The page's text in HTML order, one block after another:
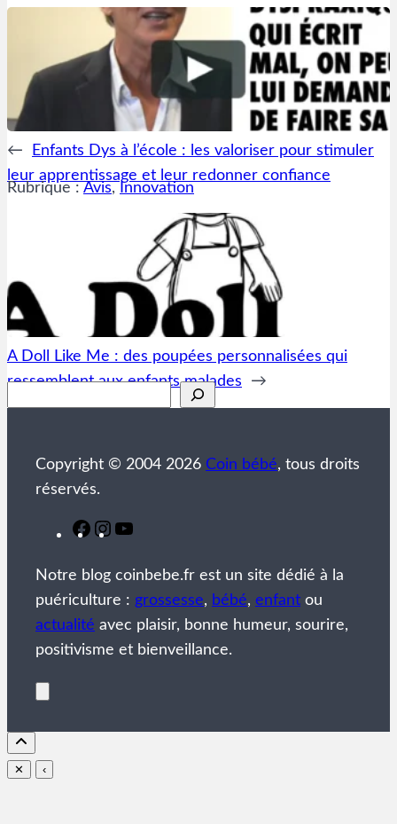
←
Enfants Dys à l’école : les valoriser pour stimuler
leur apprentissage et leur redonner confiance
Rubrique : Avis, Innovation
A Doll Like Me : des poupées personnalisées qui
ressemblent aux enfants malades
→
Copyright © 2004 2026 Coin bébé, tous droits
réservés.
Facebook
Instagram
Notre blog coinbebe.fr est un site dédié à la
puériculture : grossesse, bébé, enfant ou
actualité avec plaisir, bonne humeur, sourire,
positivisme et bienveillance.
✕ ‹